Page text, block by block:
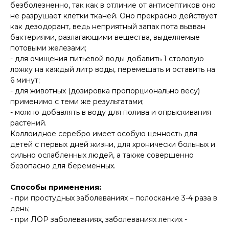
безболезненно, так как в отличие от антисептиков оно
не разрушает клетки тканей. Оно прекрасно действует
как дезодорант, ведь неприятный запах пота вызван
бактериями, разлагающими вещества, выделяемые
потовыми железами;
- для очищения питьевой воды добавить 1 столовую
ложку на каждый литр воды, перемешать и оставить на
6 минут;
- для животных (дозировка пропорционально весу)
применимо с теми же результатами;
- можно добавлять в воду для полива и опрыскивания
растений.
Коллоидное серебро имеет особую ценность для
детей с первых дней жизни, для хронически больных и
сильно ослабленных людей, а также совершенно
безопасно для беременных.
Способы применения:
- при простудных заболеваниях – полоскание 3-4 раза в
день;
- при ЛОР заболеваниях, заболеваниях легких -